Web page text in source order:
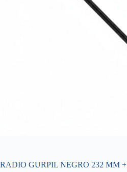
RADIO GURPIL NEGRO 232 MM